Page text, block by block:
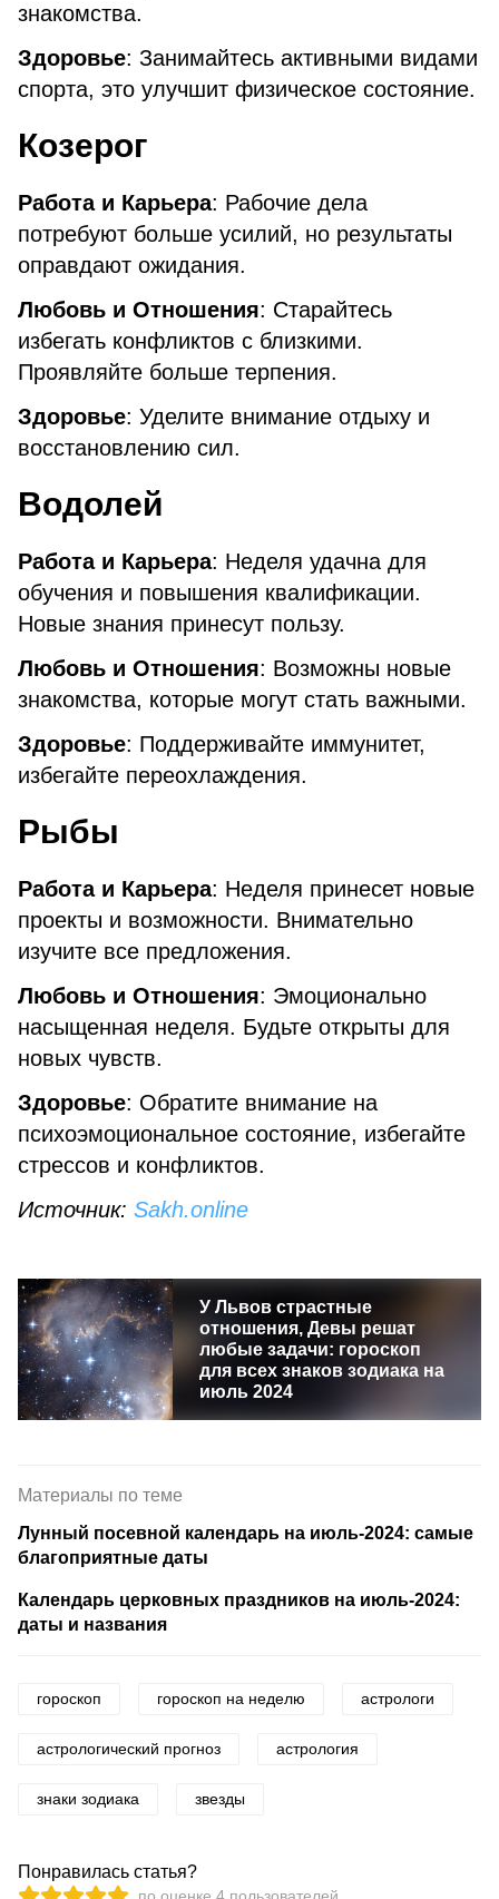
знакомства.
Здоровье: Занимайтесь активными видами
спорта, это улучшит физическое состояние.
Козерог
Работа и Карьера: Рабочие дела
потребуют больше усилий, но результаты
оправдают ожидания.
Любовь и Отношения: Старайтесь
избегать конфликтов с близкими.
Проявляйте больше терпения.
Здоровье: Уделите внимание отдыху и
восстановлению сил.
Водолей
Работа и Карьера: Неделя удачна для
обучения и повышения квалификации.
Новые знания принесут пользу.
Любовь и Отношения: Возможны новые
знакомства, которые могут стать важными.
Здоровье: Поддерживайте иммунитет,
избегайте переохлаждения.
Рыбы
Работа и Карьера: Неделя принесет новые
проекты и возможности. Внимательно
изучите все предложения.
Любовь и Отношения: Эмоционально
насыщенная неделя. Будьте открыты для
новых чувств.
Здоровье: Обратите внимание на
психоэмоциональное состояние, избегайте
стрессов и конфликтов.
Источник: Sakh.online
У Львов страстные
отношения, Девы решат
любые задачи: гороскоп
для всех знаков зодиака на
июль 2024
Материалы по теме
Лунный посевной календарь на июль-2024: самые
благоприятные даты
Календарь церковных праздников на июль-2024:
даты и названия
гороскоп гороскоп на неделю астрологи
астрологический прогноз астрология
знаки зодиака звезды
Понравилась статья?
по оценке 4 пользователей